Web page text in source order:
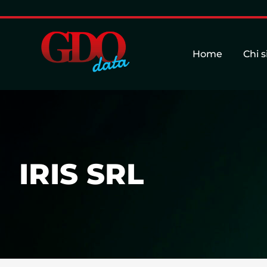
Home Chi
IRIS SRL